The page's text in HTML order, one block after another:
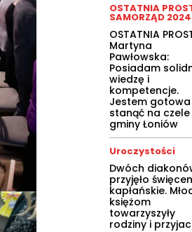
OSTATNIA
SAMORZĄD 2024
OSTATNIA
Martyna
Pawłowska:
Posiadam
wiedzę i
kompetencje.
Jestem gotowa
stanąć na czele
gminy Łoniów
Uroczystości
Dwóch
przyjęło
kapłańskie.
księżom
towarzyszyły
rodziny i